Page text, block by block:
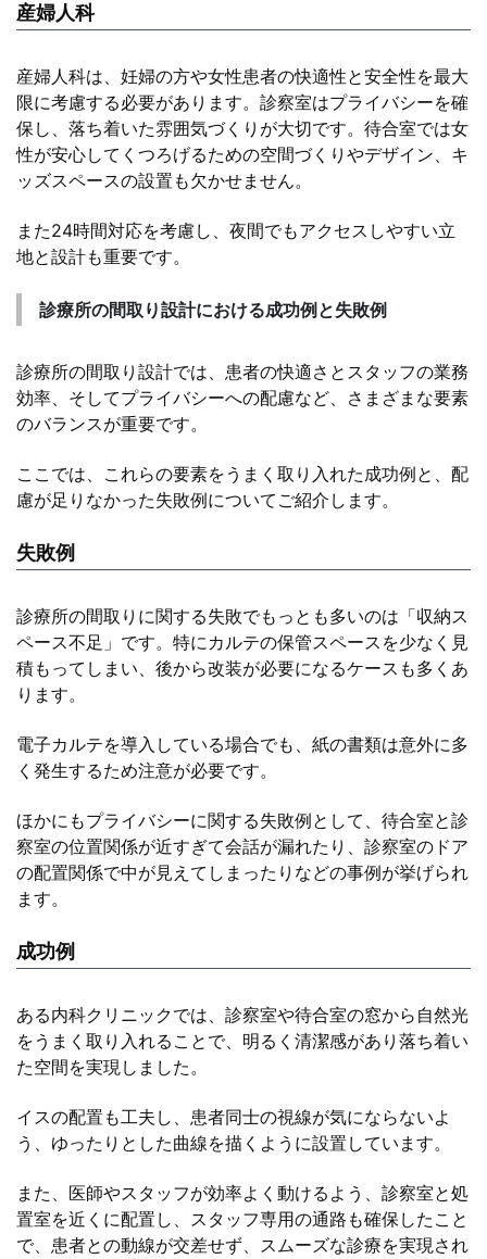
産婦人科
産婦人科は、妊婦の方や女性患者の快適性と安全性を最大
限に考慮する必要があります。診察室はプライバシーを確
保し、落ち着いた雰囲気づくりが大切です。待合室では女
性が安心してくつろげるための空間づくりやデザイン、キ
ッズスペースの設置も欠かせません。
また24時間対応を考慮し、夜間でもアクセスしやすい立
地と設計も重要です。
診療所の間取り設計における成功例と失敗例
診療所の間取り設計では、患者の快適さとスタッフの業務
効率、そしてプライバシーへの配慮など、さまざまな要素
のバランスが重要です。
ここでは、これらの要素をうまく取り入れた成功例と、配
慮が足りなかった失敗例についてご紹介します。
失敗例
診療所の間取りに関する失敗でもっとも多いのは「収納ス
ペース不足」です。特にカルテの保管スペースを少なく見
積もってしまい、後から改装が必要になるケースも多くあ
ります。
電子カルテを導入している場合でも、紙の書類は意外に多
く発生するため注意が必要です。
ほかにもプライバシーに関する失敗例として、待合室と診
察室の位置関係が近すぎて会話が漏れたり、診察室のドア
の配置関係で中が見えてしまったりなどの事例が挙げられ
ます。
成功例
ある内科クリニックでは、診察室や待合室の窓から自然光
をうまく取り入れることで、明るく清潔感があり落ち着い
た空間を実現しました。
イスの配置も工夫し、患者同士の視線が気にならないよ
う、ゆったりとした曲線を描くように設置しています。
また、医師やスタッフが効率よく動けるよう、診察室と処
置室を近くに配置し、スタッフ専用の通路も確保したこと
で、患者との動線が交差せず、スムーズな診療を実現され